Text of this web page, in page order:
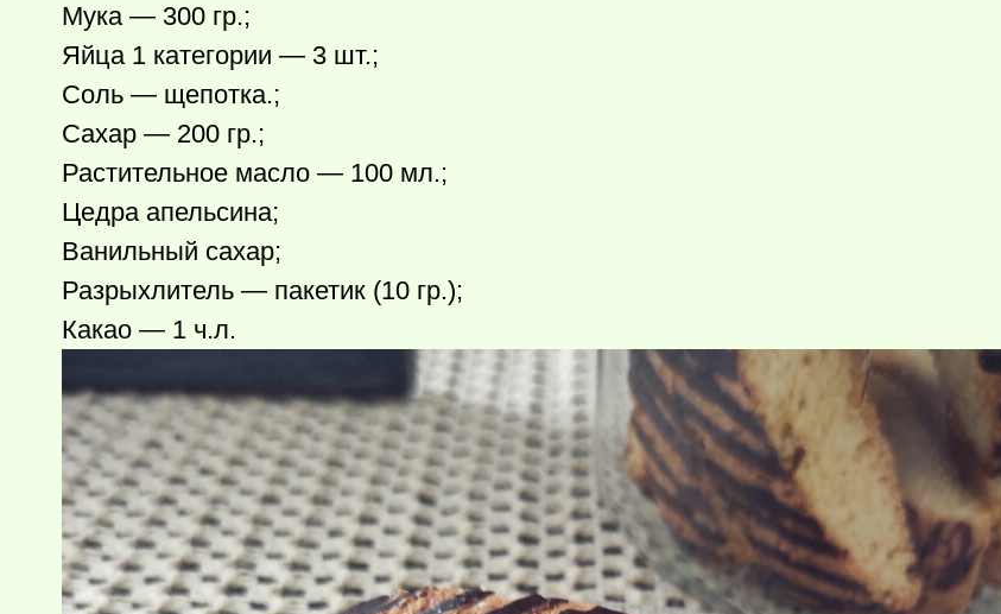
Мука — 300 гр.;
Яйца 1 категории — 3 шт.;
Соль — щепотка.;
Сахар — 200 гр.;
Растительное масло — 100 мл.;
Цедра апельсина;
Ванильный сахар;
Разрыхлитель — пакетик (10 гр.);
Какао — 1 ч.л.